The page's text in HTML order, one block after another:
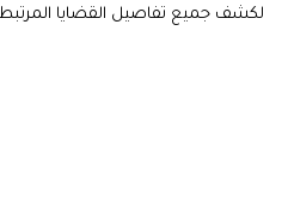
لكشف جميع تفاصيل القضايا